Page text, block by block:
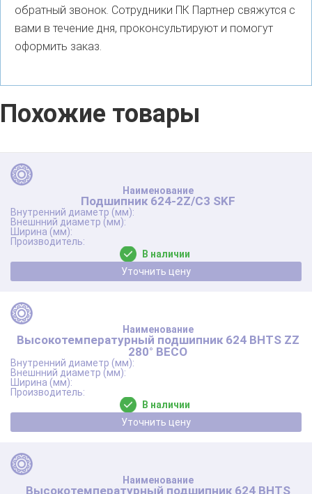
обратный звонок. Сотрудники ПК Партнер свяжутся с
вами в течение дня, проконсультируют и помогут
оформить заказ.
Похожие товары
Подшипник 624-2Z/C3 SKF
В наличии
Уточнить цену
Высокотемпературный подшипник 624 BHTS ZZ
280° BECO
В наличии
Уточнить цену
Высокотемпературный подшипник 624 BHTS